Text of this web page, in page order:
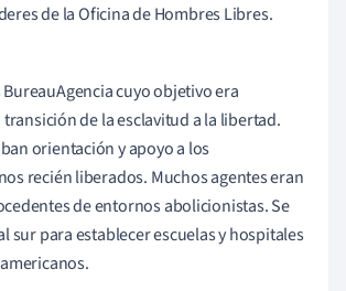
de la Oficina de Hombres Libres.
BureauAgencia cuyo objetivo era
de la esclavitud a la libertad.
orientación y apoyo a los
recién liberados. Muchos agentes eran
de entornos abolicionistas. Se
sur para establecer escuelas y hospitales